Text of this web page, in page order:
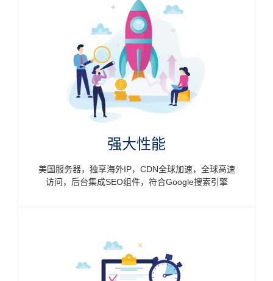
强大性能
美国服务器，独享海外IP，CDN全球加速，全球高速
访问，后台集成SEO组件，符合Google搜索引擎